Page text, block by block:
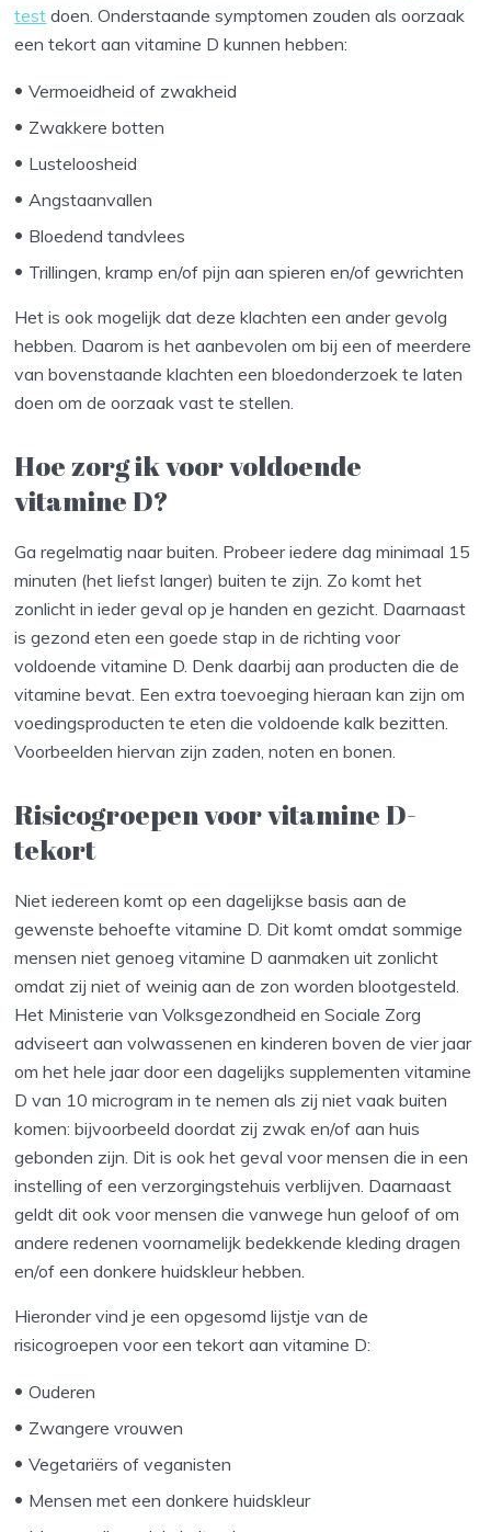
test doen. Onderstaande symptomen zouden als oorzaak
een tekort aan vitamine D kunnen hebben:
Vermoeidheid of zwakheid
Zwakkere botten
Lusteloosheid
Angstaanvallen
Bloedend tandvlees
Trillingen, kramp en/of pijn aan spieren en/of gewrichten
Het is ook mogelijk dat deze klachten een ander gevolg
hebben. Daarom is het aanbevolen om bij een of meerdere
van bovenstaande klachten een bloedonderzoek te laten
doen om de oorzaak vast te stellen.
Hoe zorg ik voor voldoende
vitamine D?
Ga regelmatig naar buiten. Probeer iedere dag minimaal 15
minuten (het liefst langer) buiten te zijn. Zo komt het
zonlicht in ieder geval op je handen en gezicht. Daarnaast
is gezond eten een goede stap in de richting voor
voldoende vitamine D. Denk daarbij aan producten die de
vitamine bevat. Een extra toevoeging hieraan kan zijn om
voedingsproducten te eten die voldoende kalk bezitten.
Voorbeelden hiervan zijn zaden, noten en bonen.
Risicogroepen voor vitamine D-
tekort
Niet iedereen komt op een dagelijkse basis aan de
gewenste behoefte vitamine D. Dit komt omdat sommige
mensen niet genoeg vitamine D aanmaken uit zonlicht
omdat zij niet of weinig aan de zon worden blootgesteld.
Het Ministerie van Volksgezondheid en Sociale Zorg
adviseert aan volwassenen en kinderen boven de vier jaar
om het hele jaar door een dagelijks supplementen vitamine
D van 10 microgram in te nemen als zij niet vaak buiten
komen: bijvoorbeeld doordat zij zwak en/of aan huis
gebonden zijn. Dit is ook het geval voor mensen die in een
instelling of een verzorgingstehuis verblijven. Daarnaast
geldt dit ook voor mensen die vanwege hun geloof of om
andere redenen voornamelijk bedekkende kleding dragen
en/of een donkere huidskleur hebben.
Hieronder vind je een opgesomd lijstje van de
risicogroepen voor een tekort aan vitamine D:
Ouderen
Zwangere vrouwen
Vegetariërs of veganisten
Mensen met een donkere huidskleur